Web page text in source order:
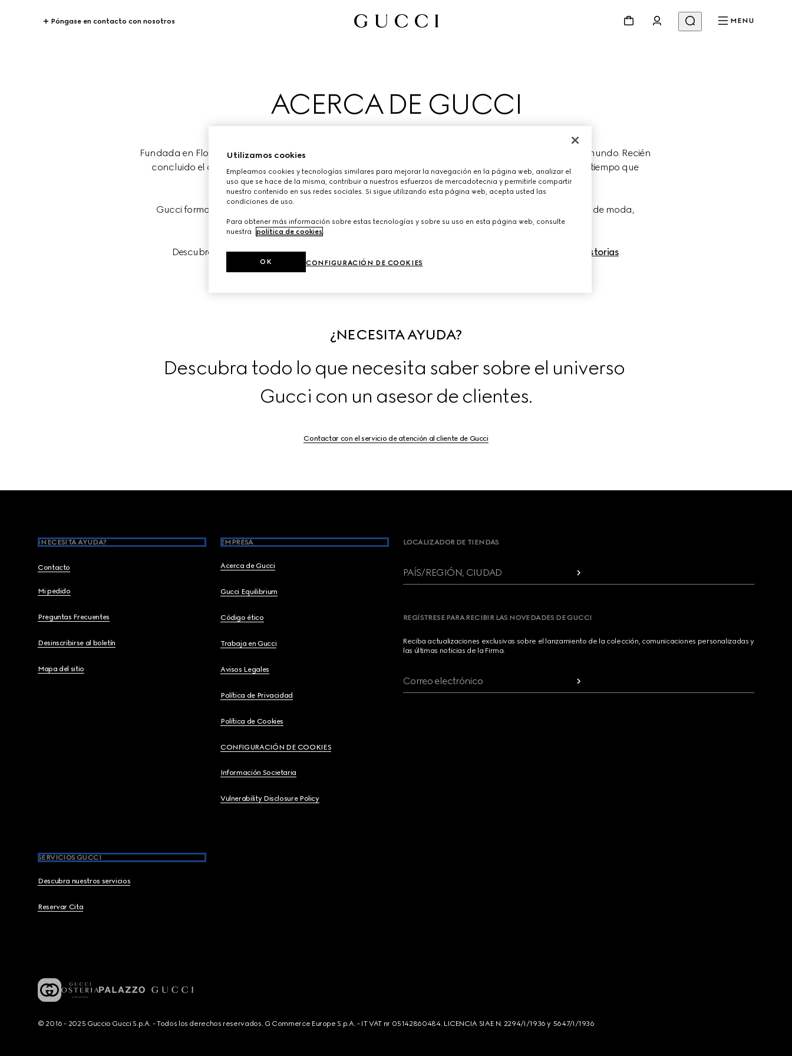
Póngase en contacto con nosotros MENU
ACERCA DE GUCCI
Fundada en Florencia (Italia) en 1921, Gucci es una de las marcas de moda de lujo más importantes del mundo. Recién
concluido el año de su centenario, Gucci avanza con determinación y continúa redefiniendo el lujo al tiempo que
celebra la creatividad, la artesanía italiana y la innovación.
Gucci forma parte del grupo mundial de lujo Kering, que se encarga de gestionar prestigiosas Maisons de moda,
artículos de piel, joyería y relojería.
Descubra las historias que se esconden tras las colecciones de la Firma, en exclusiva en nuestra Historias.
¿NECESITA AYUDA?
Descubra todo lo que necesita saber sobre el universo
Gucci con un asesor de clientes.
Contactar con el servicio de atención al cliente de Gucci
¿NECESITA AYUDA?
Contacto
Mi pedido
Preguntas Frecuentes
Desinscribirse al boletín
Mapa del sitio
EMPRESA
Acerca de Gucci
Gucci Equilibrium
Código ético
Trabaja en Gucci
Avisos Legales
Política de Privacidad
Política de Cookies
CONFIGURACIÓN DE COOKIES
Información Societaria
Vulnerability Disclosure Policy
SERVICIOS GUCCI
Descubra nuestros servicios
Reservar Cita
LOCALIZADOR DE TIENDAS
PAÍS/REGIÓN, CIUDAD
REGÍSTRESE PARA RECIBIR LAS NOVEDADES DE GUCCI
Reciba actualizaciones exclusivas sobre el lanzamiento de la colección, comunicaciones personalizadas y
las últimas noticias de la Firma.
Correo electrónico
© 2016 - 2025 Guccio Gucci S.p.A. - Todos los derechos reservados. G Commerce Europe S.p.A. - IT VAT nr 05142860484. LICENCIA SIAE N. 2294/I/1936 y 5647/I/1936
Utilizamos cookies
Empleamos cookies y tecnologías similares para mejorar la navegación en la página web, analizar el
uso que se hace de la misma, contribuir a nuestros esfuerzos de mercadotecnia y permitirle compartir
nuestro contenido en sus redes sociales. Si sigue utilizando esta página web, acepta usted las
condiciones de uso.
Para obtener más información sobre estas tecnologías y sobre su uso en esta página web, consulte
nuestra
política de cookies
CONFIGURACIÓN DE COOKIES
OK